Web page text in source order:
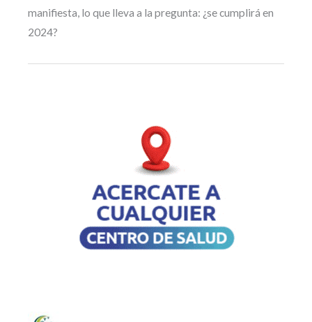
manifiesta, lo que lleva a la pregunta: ¿se cumplirá en
2024?